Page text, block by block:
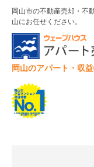
岡山市の不動産売却・不
山にお任せください。
岡山のアパート・収